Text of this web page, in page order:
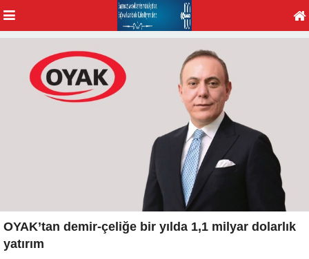
OYAK’tan demir-çeliğe bir yılda 1,1 milyar dolarlık
yatırım